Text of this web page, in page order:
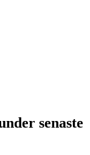
senaste